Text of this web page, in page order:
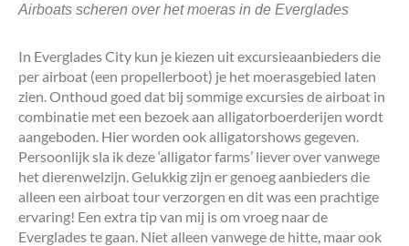
Airboats scheren over het moeras in de Everglades
In Everglades City kun je kiezen uit excursieaanbieders die
per airboat (een propellerboot) je het moerasgebied laten
zien. Onthoud goed dat bij sommige excursies de airboat in
combinatie met een bezoek aan alligatorboerderijen wordt
aangeboden. Hier worden ook alligatorshows gegeven.
Persoonlijk sla ik deze ‘alligator farms’ liever over vanwege
het dierenwelzijn. Gelukkig zijn er genoeg aanbieders die
alleen een airboat tour verzorgen en dit was een prachtige
ervaring! Een extra tip van mij is om vroeg naar de
Everglades te gaan. Niet alleen vanwege de hitte, maar ook